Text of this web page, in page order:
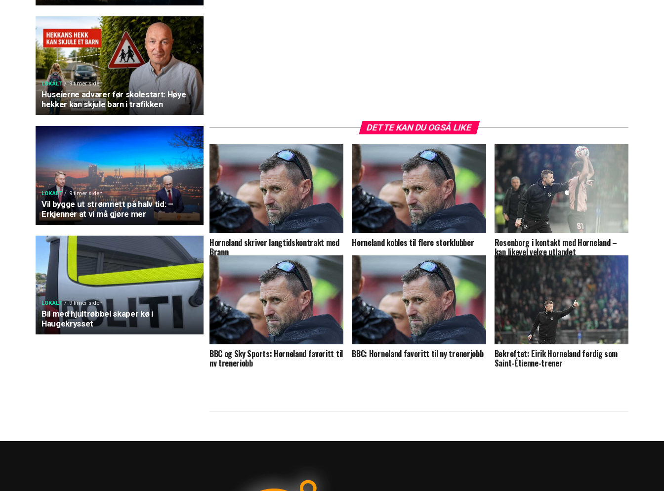
LOKALT 9 timer siden
Huseierne advarer før skolestart: Høye
hekker kan skjule barn i trafikken
LOKALT 9 timer siden
Vil bygge ut strømnett på halv tid: –
Erkjenner at vi må gjøre mer
LOKALT 9 timer siden
Bil med hjultrøbbel skaper kø i
Haugekrysset
DETTE KAN DU OGSÅ LIKE
Horneland skriver langtidskontrakt med
Brann
Horneland kobles til flere storklubber Rosenborg i kontakt med Horneland –
kan likevel velge utlandet
BBC og Sky Sports: Horneland favoritt til
ny trenerjobb
BBC: Horneland favoritt til ny trenerjobb Bekreftet: Eirik Horneland ferdig som
Saint-Étienne-trener